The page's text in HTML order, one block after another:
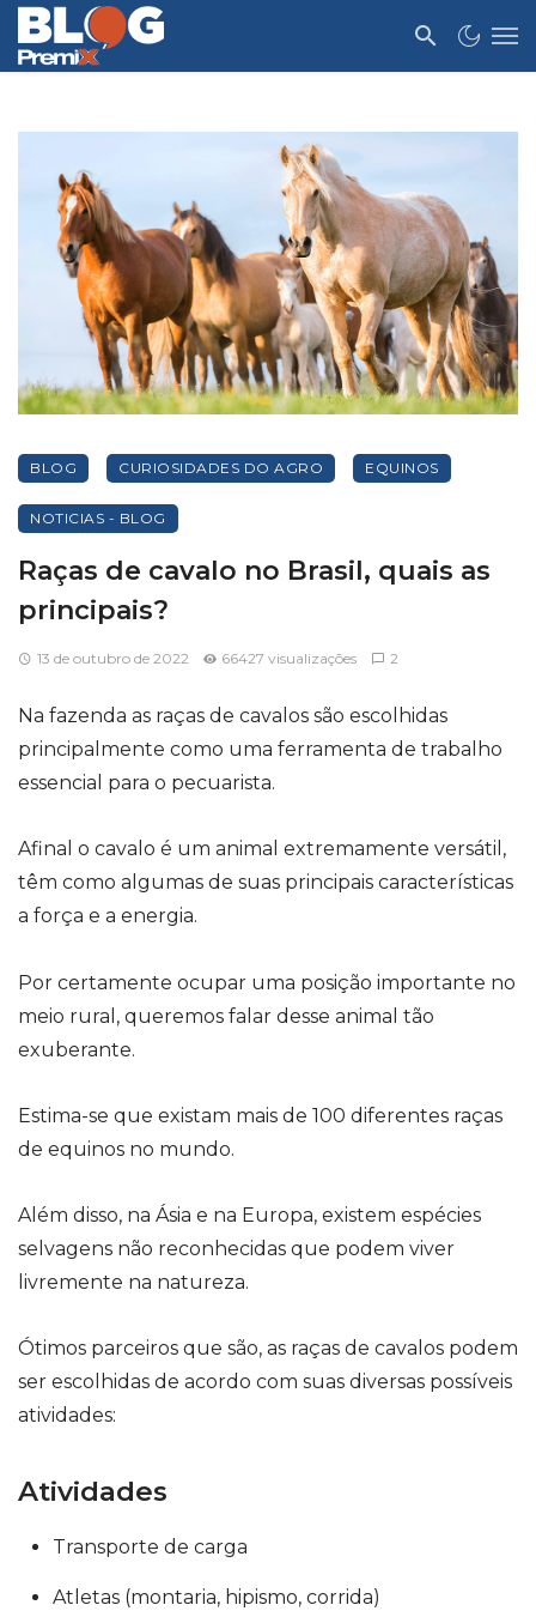
BLOG CURIOSIDADES DO AGRO EQUINOS
NOTICIAS - BLOG
Raças de cavalo no Brasil, quais as
principais?
13 de outubro de 2022 66427 visualizações 2
Na fazenda as raças de cavalos são escolhidas
principalmente como uma ferramenta de trabalho
essencial para o pecuarista.
Afinal o cavalo é um animal extremamente versátil,
têm como algumas de suas principais características
a força e a energia.
Por certamente ocupar uma posição importante no
meio rural, queremos falar desse animal tão
exuberante.
Estima-se que existam mais de 100 diferentes raças
de equinos no mundo.
Além disso, na Ásia e na Europa, existem espécies
selvagens não reconhecidas que podem viver
livremente na natureza.
Ótimos parceiros que são, as raças de cavalos podem
ser escolhidas de acordo com suas diversas possíveis
atividades:
Atividades
Transporte de carga
Atletas (montaria, hipismo, corrida)